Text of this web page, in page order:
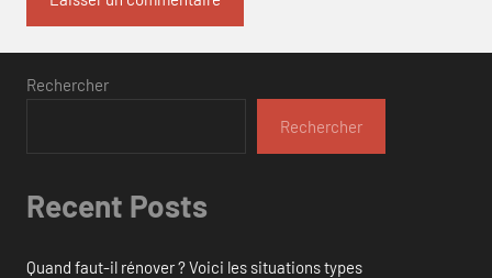
Rechercher
Rechercher
Recent Posts
Quand faut-il rénover ? Voici les situations types